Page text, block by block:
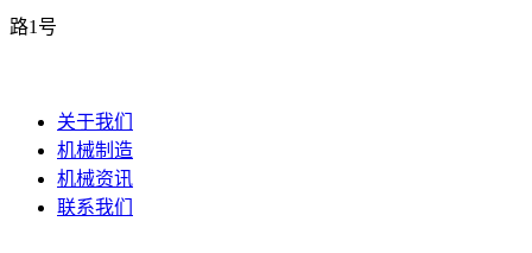
路1号
关于我们
机械制造
机械资讯
联系我们